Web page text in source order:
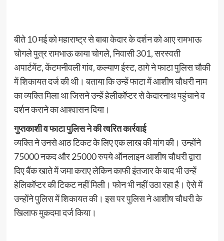
बीते 10 मई को महाराष्ट्र से बाबा केदार के दर्शन को आए रामभाऊ
चोगले पुत्र रामभाऊ काया चोगलेे, निवासी 301, सरस्वती
अपार्टमेंट, केंटमनीवली गांव, कल्याण ईस्ट, ठागे ने फाटा पुलिस चौकी
में शिकायत दर्ज की थी। बताया कि उन्हें फाटा में आशीष चौधरी नाम
का व्यक्ति मिला था जिसने उन्हें हेलीकॉप्टर से केदारनाथ पहुंचाने व
दर्शन कराने का आश्वासन दिया।
गुप्तकाशी व फाटा पुलिस ने की त्वरित कार्रवाई
व्यक्ति ने उनसे आठ टिकट के लिए एक लाख की मांग की। उन्होंने
75000 नकद और 25000 रुपये ऑनलाइन आशीष चौधरी द्वारा
दिए बैंक खाते में जमा कराए लेकिन काफी इंतजार के बाद भी उन्हें
हेलिकॉप्टर की टिकट नहीं मिली। फोन भी नहीं उठा रहा है। ऐसे में
उन्होंने पुलिस में शिकायत की। इस पर पुलिस ने आशीष चौधरी के
खिलाफ मुकदमा दर्ज किया।